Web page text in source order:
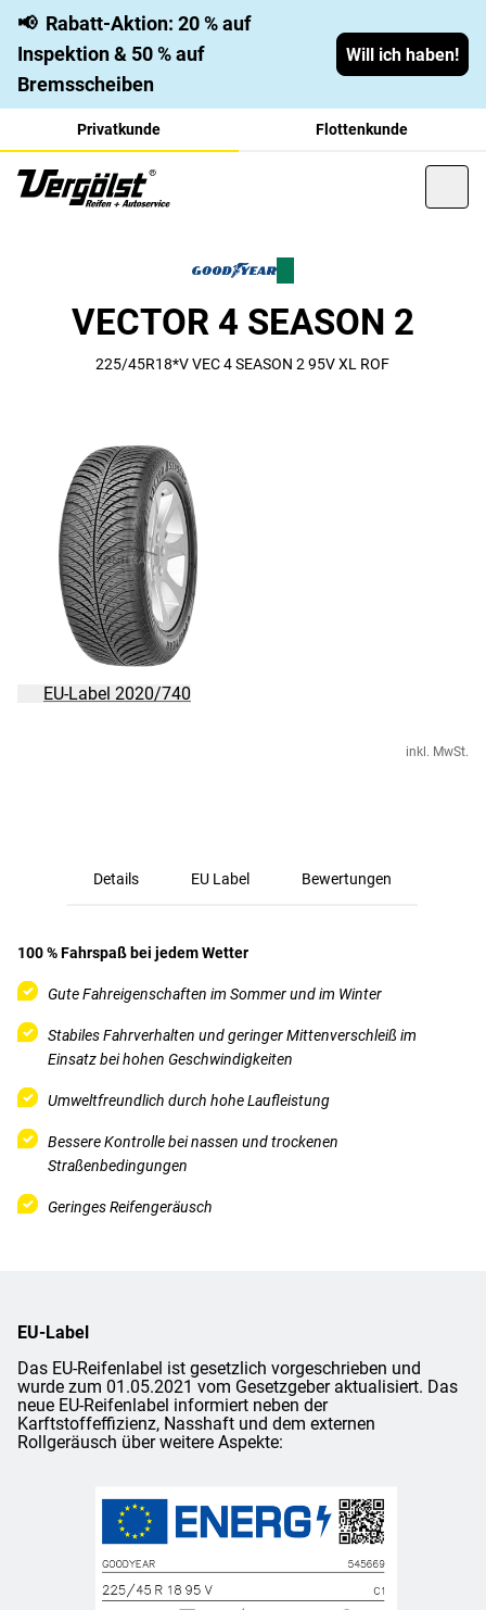
📢 Rabatt-Aktion: 20 % auf
Inspektion & 50 % auf
Bremsscheiben
Will ich haben!
Privatkunde Flottenkunde
VECTOR 4 SEASON 2
225/45R18*V VEC 4 SEASON 2 95V XL ROF
inkl. MwSt.
EU-Label 2020/740
Details EU Label Bewertungen
100 % Fahrspaß bei jedem Wetter
Gute Fahreigenschaften im Sommer und im Winter
Stabiles Fahrverhalten und geringer Mittenverschleiß im
Einsatz bei hohen Geschwindigkeiten
Umweltfreundlich durch hohe Laufleistung
Bessere Kontrolle bei nassen und trockenen
Straßenbedingungen
Geringes Reifengeräusch
EU-Label
Das EU-Reifenlabel ist gesetzlich vorgeschrieben und
wurde zum 01.05.2021 vom Gesetzgeber aktualisiert. Das
neue EU-Reifenlabel informiert neben der
Karftstoffeffizienz, Nasshaft und dem externen
Rollgeräusch über weitere Aspekte: